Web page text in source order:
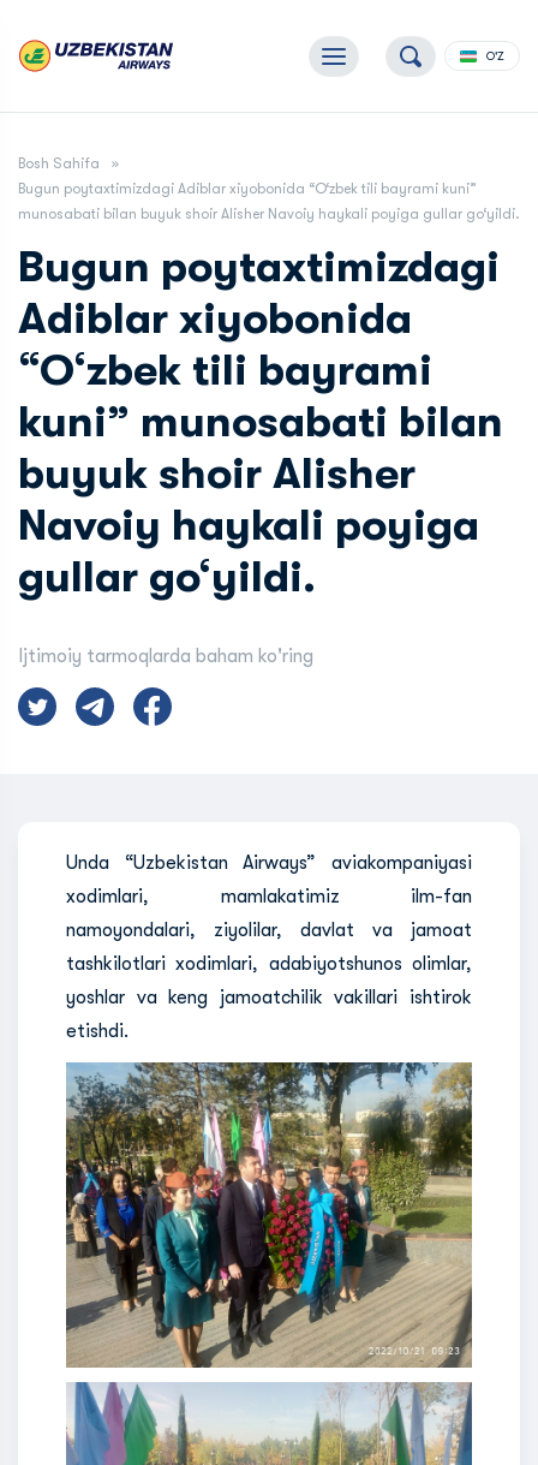
O'Z
Bosh Sahifa
Bugun poytaxtimizdagi Adiblar xiyobonida “O‘zbek tili bayrami kuni”
munosabati bilan buyuk shoir Alisher Navoiy haykali poyiga gullar go‘yildi.
Bugun poytaxtimizdagi
Adiblar xiyobonida
“O‘zbek tili bayrami
kuni” munosabati bilan
buyuk shoir Alisher
Navoiy haykali poyiga
gullar go‘yildi.
Ijtimoiy tarmoqlarda baham ko'ring
Unda “Uzbekistan Airways” aviakompaniyasi
xodimlari, mamlakatimiz ilm-fan
namoyondalari, ziyolilar, davlat va jamoat
tashkilotlari xodimlari, adabiyotshunos olimlar,
yoshlar va keng jamoatchilik vakillari ishtirok
etishdi.